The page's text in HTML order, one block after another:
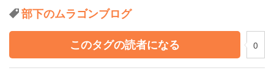
部下のムラゴンブログ
このタグの読者になる
0